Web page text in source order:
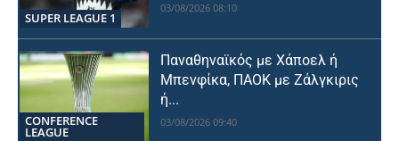
SUPER LEAGUE 1
03/08/2026 08:10
CONFERENCE
LEAGUE
Παναθηναϊκός με Χάποελ ή
Μπενφίκα, ΠΑΟΚ με Ζάλγκιρις
ή...
03/08/2026 09:40